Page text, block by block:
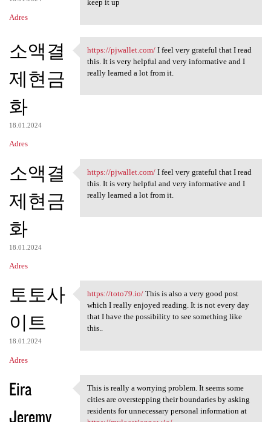
Adres
keep it up
소액결
제현금
화
18.01.2024
Adres
https://pjwallet.com/ I feel
https://pjwallet.com/I feel very grateful that I read
this. It is very helpful and very informative and I
really learned a lot from it.
소액결
제현금
화
18.01.2024
Adres
https://pjwallet.com/ I feel
https://pjwallet.com/I feel very grateful that I read
this. It is very helpful and very informative and I
really learned a lot from it.
토토사
이트
18.01.2024
Adres
https://toto79.io/ This is
https://toto79.io/This is also a very good post
which I really enjoyed reading. It is not every day
that I have the possibility to see something like
this..
Eira
Jeremy
This is really a worrying
This is really a worrying problem. It seems some
cities are overstepping their boundaries by asking
residents for unnecessary personal information at